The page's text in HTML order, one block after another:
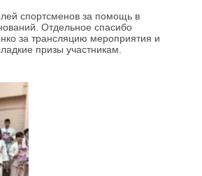
спортсменов за помощь в
Отдельное спасибо
за трансляцию мероприятия и
призы участникам.